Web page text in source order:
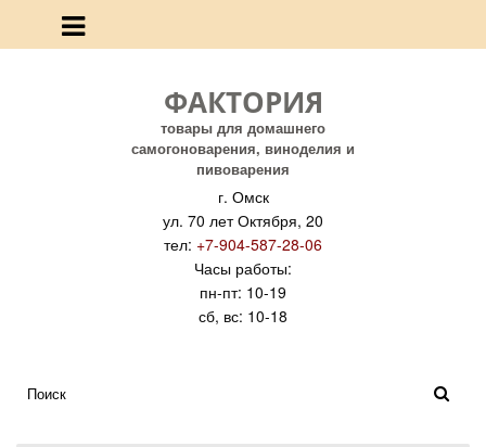
ФАКТОРИЯ
товары для домашнего
самогоноварения, виноделия и
пивоварения
г. Омск
ул. 70 лет Октября, 20
тел: +7-904-587-28-06
Часы работы:
пн-пт: 10-19
сб, вс: 10-18